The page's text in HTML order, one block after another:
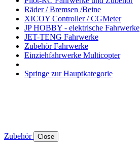
Räder / Bremsen /Beine
XICOY Controller / CGMeter
JP HOBBY - elektrische Fahrwerke
JET-TENG Fahrwerke
Zubehör Fahrwerke
Einziehfahrwerke Multicopter
Springe zur Hauptkategorie
Zubehör Close